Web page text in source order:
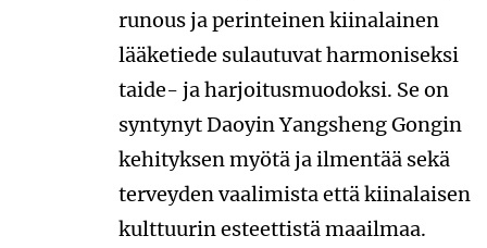
runous ja perinteinen kiinalainen
lääketiede sulautuvat harmoniseksi
taide- ja harjoitusmuodoksi. Se on
syntynyt Daoyin Yangsheng Gongin
kehityksen myötä ja ilmentää sekä
terveyden vaalimista että kiinalaisen
kulttuurin esteettistä maailmaa.